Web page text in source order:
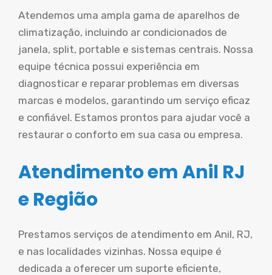
Atendemos uma ampla gama de aparelhos de
climatização, incluindo ar condicionados de
janela, split, portable e sistemas centrais. Nossa
equipe técnica possui experiência em
diagnosticar e reparar problemas em diversas
marcas e modelos, garantindo um serviço eficaz
e confiável. Estamos prontos para ajudar você a
restaurar o conforto em sua casa ou empresa.
Atendimento em Anil RJ
e Região
Prestamos serviços de atendimento em Anil, RJ,
e nas localidades vizinhas. Nossa equipe é
dedicada a oferecer um suporte eficiente,